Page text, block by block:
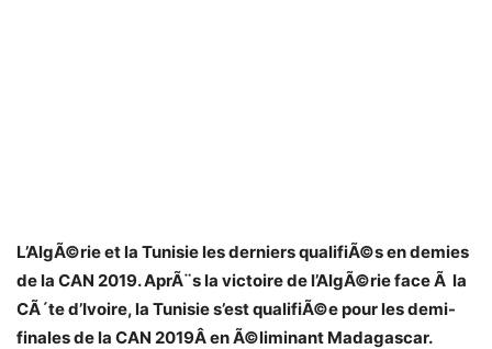
L’AlgÃ©rie et la Tunisie les derniers qualifiÃ©s en demies
de la CAN 2019. AprÃ¨s la victoire de l’AlgÃ©rie face Ã la
CÃ´te d’Ivoire, la Tunisie s’est qualifiÃ©e pour les demi-
finales de la CAN 2019Â en Ã©liminant Madagascar.